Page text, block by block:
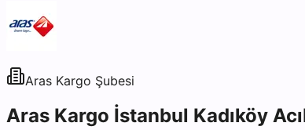
Aras Kargo Şubesi
Aras Kargo İstanbul Kadıköy